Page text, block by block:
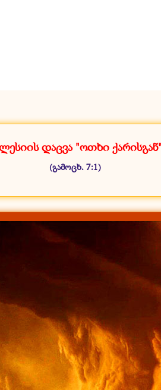
დაცვა "ოთხი ქარისგან"
(გამოცხ. 7:1)